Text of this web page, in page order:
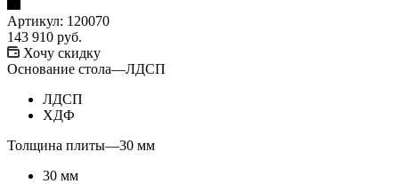
Артикул: 120070
143 910 руб.
Хочу скидку
Основание стола—ЛДСП
ЛДСП
ХДФ
Толщина плиты—30 мм
30 мм